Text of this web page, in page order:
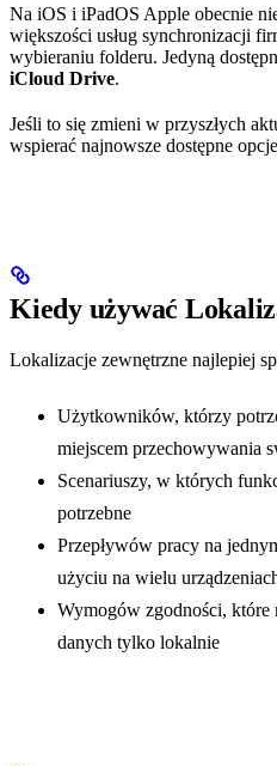
Na iOS i iPadOS Apple obecnie
większości usług synchronizacji
wybieraniu folderu. Jedyną
iCloud Drive.
Jeśli to się zmieni w przyszłych
wspierać najnowsze dostępne
Kiedy używać
Lokalizacje zewnętrzne najlepiej
Użytkowników, którzy
miejscem przechowywania
Scenariuszy, w których
potrzebne
Przepływów pracy na
użyciu na wielu
Wymogów zgodności, które
danych tylko lokalnie